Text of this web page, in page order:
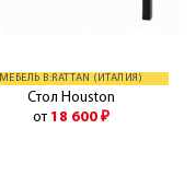
МЕБЕЛЬ B:RATTAN (ИТАЛИЯ)
Стол Houston
от 18 600 ₽